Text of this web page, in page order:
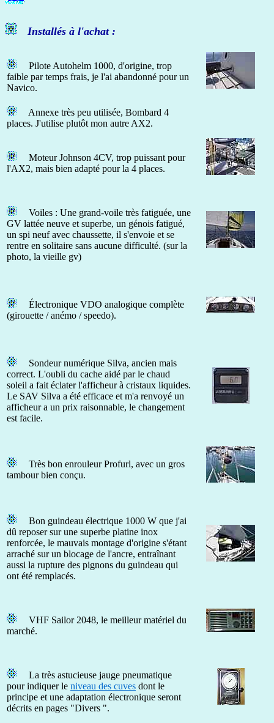
Installés à l'achat :
Pilote Autohelm 1000, d'origine, trop
faible par temps frais, je l'ai abandonné pour un
Navico.
Annexe très peu utilisée, Bombard 4
places. J'utilise plutôt mon autre AX2.
Moteur Johnson 4CV, trop puissant pour
l'AX2, mais bien adapté pour la 4 places.
Voiles : Une grand-voile très fatiguée, une
GV lattée neuve et superbe, un génois fatigué,
un spi neuf avec chaussette, il s'envoie et se
rentre en solitaire sans aucune difficulté. (sur la
photo, la vieille gv)
Électronique VDO analogique complète
(girouette / anémo / speedo).
Sondeur numérique Silva, ancien mais
correct. L'oubli du cache aidé par le chaud
soleil a fait éclater l'afficheur à cristaux liquides.
Le SAV Silva a été efficace et m'a renvoyé un
afficheur a un prix raisonnable, le changement
est facile.
Très bon enrouleur Profurl, avec un gros
tambour bien conçu.
Bon guindeau électrique 1000 W que j'ai
dû reposer sur une superbe platine inox
renforcée, le mauvais montage d'origine s'étant
arraché sur un blocage de l'ancre, entraînant
aussi la rupture des pignons du guindeau qui
ont été remplacés.
VHF Sailor 2048, le meilleur matériel du
marché.
La très astucieuse jauge pneumatique
pour indiquer le niveau des cuves dont le
principe et une adaptation électronique seront
décrits en pages "Divers ".